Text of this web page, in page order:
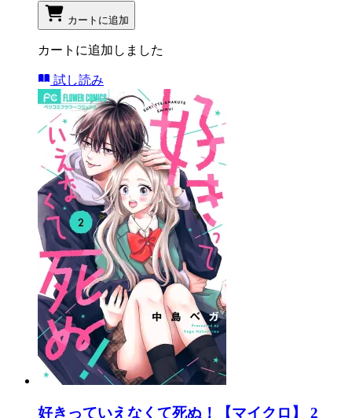
カートに追加
カートに追加しました
試し読み
好きっていえなくて死ぬ！【マイクロ】 2